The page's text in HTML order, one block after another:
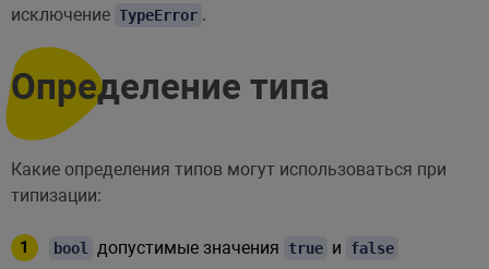
исключение TypeError .
Определение типа
Какие определения типов могут использоваться при
типизации:
bool допустимые значения true и false